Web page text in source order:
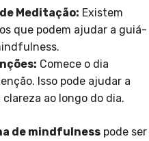
Meditação: Existem
que podem ajudar a guiá-
Comece o dia
Isso pode ajudar a
ao longo do dia.
de mindfulness pode ser